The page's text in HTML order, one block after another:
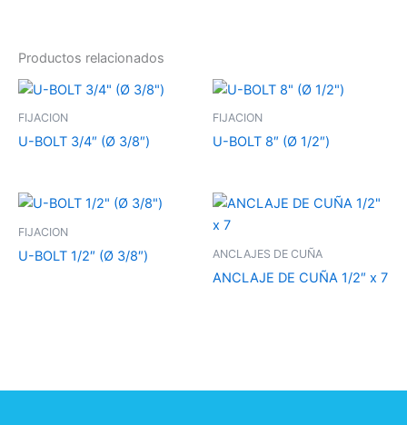
Productos relacionados
FIJACION
U-BOLT 3/4″ (Ø 3/8″)
FIJACION
U-BOLT 8″ (Ø 1/2″)
FIJACION
U-BOLT 1/2″ (Ø 3/8″) ANCLAJES DE CUÑA
ANCLAJE DE CUÑA 1/2″ x 7